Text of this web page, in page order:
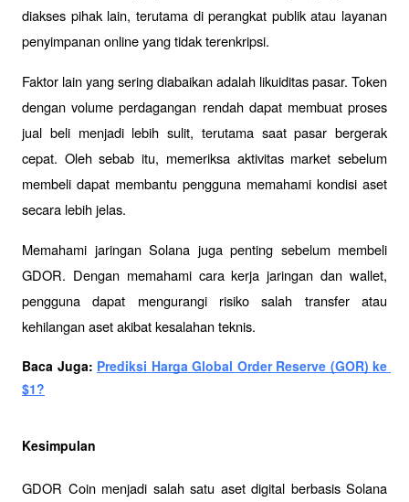
diakses pihak lain, terutama di perangkat publik atau layanan
penyimpanan online yang tidak terenkripsi.
Faktor lain yang sering diabaikan adalah likuiditas pasar. Token
dengan volume perdagangan rendah dapat membuat proses
jual beli menjadi lebih sulit, terutama saat pasar bergerak
cepat. Oleh sebab itu, memeriksa aktivitas market sebelum
membeli dapat membantu pengguna memahami kondisi aset
secara lebih jelas.
Memahami jaringan Solana juga penting sebelum membeli
GDOR. Dengan memahami cara kerja jaringan dan wallet,
pengguna dapat mengurangi risiko salah transfer atau
kehilangan aset akibat kesalahan teknis.
Baca Juga: Prediksi Harga Global Order Reserve (GOR) ke
$1?
Kesimpulan
GDOR Coin menjadi salah satu aset digital berbasis Solana